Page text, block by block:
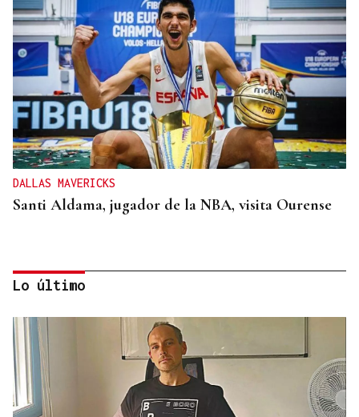
DALLAS MAVERICKS
Santi Aldama, jugador de la NBA, visita Ourense
Lo último